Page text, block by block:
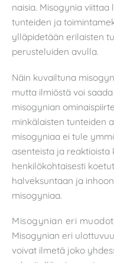
naisia. Misogynia viittaa
tunteiden ja
ylläpidetään erilaisten
perusteluiden avulla.
Näin kuvailtuna
mutta ilmiöstä voi
misogynian
minkälaisten tunteiden
misogyniaa ei tule
asenteista ja reaktioista
henkilökohtaisesti
halveksuntaan ja
misogyniaa.
Misogynian eri
Misogynian eri
voivat ilmetä joko